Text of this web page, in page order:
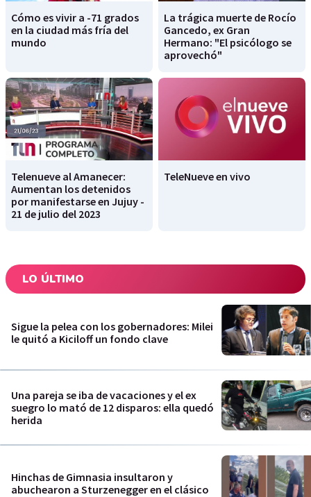
Cómo es vivir a -71 grados
en la ciudad más fría del
mundo
La trágica muerte de Rocío
Gancedo, ex Gran
Hermano: "El psicólogo se
aprovechó"
Telenueve al Amanecer:
Aumentan los detenidos
por manifestarse en Jujuy -
21 de julio del 2023
TeleNueve en vivo
LO ÚLTIMO
Sigue la pelea con los gobernadores: Milei
le quitó a Kiciloff un fondo clave
Una pareja se iba de vacaciones y el ex
suegro lo mató de 12 disparos: ella quedó
herida
Hinchas de Gimnasia insultaron y
abuchearon a Sturzenegger en el clásico